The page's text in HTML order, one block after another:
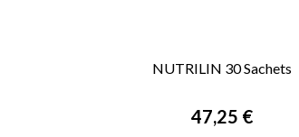
NUTRILIN 30 Sachets
47,25 €